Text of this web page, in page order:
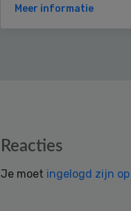
Meer informatie
Reacties
Je moet ingelogd zijn op